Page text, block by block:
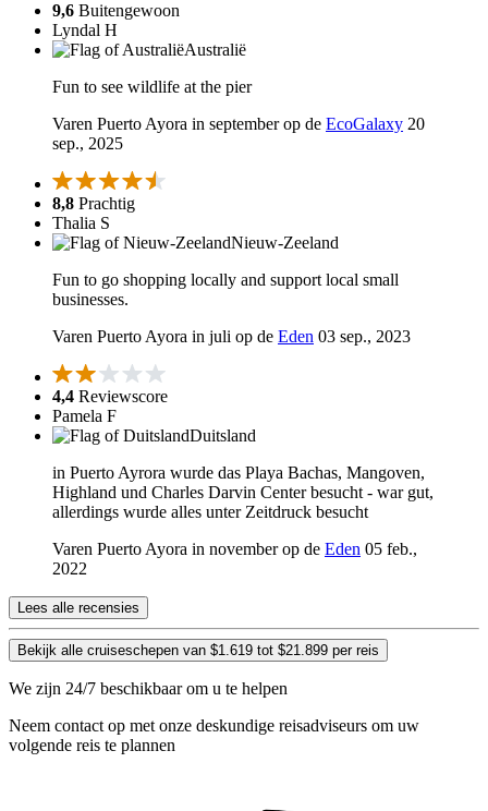
9,6 Buitengewoon
Lyndal H
Australië
Fun to see wildlife at the pier
Varen Puerto Ayora in september op de EcoGalaxy 20
sep., 2025
8,8 Prachtig
Thalia S
Nieuw-Zeeland
Fun to go shopping locally and support local small
businesses.
Varen Puerto Ayora in juli op de Eden 03 sep., 2023
4,4 Reviewscore
Pamela F
Duitsland
in Puerto Ayrora wurde das Playa Bachas, Mangoven,
Highland und Charles Darvin Center besucht - war gut,
allerdings wurde alles unter Zeitdruck besucht
Varen Puerto Ayora in november op de Eden 05 feb.,
2022
Lees alle recensies
Bekijk alle cruiseschepen van $1.619 tot $21.899 per reis
We zijn 24/7 beschikbaar om u te helpen
Neem contact op met onze deskundige reisadviseurs om uw
volgende reis te plannen